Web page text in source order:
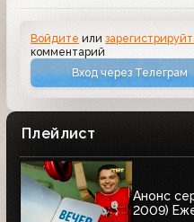
Войдите или
комментарий
Вход через Телеграм
Плейлист
Анонс
2009)